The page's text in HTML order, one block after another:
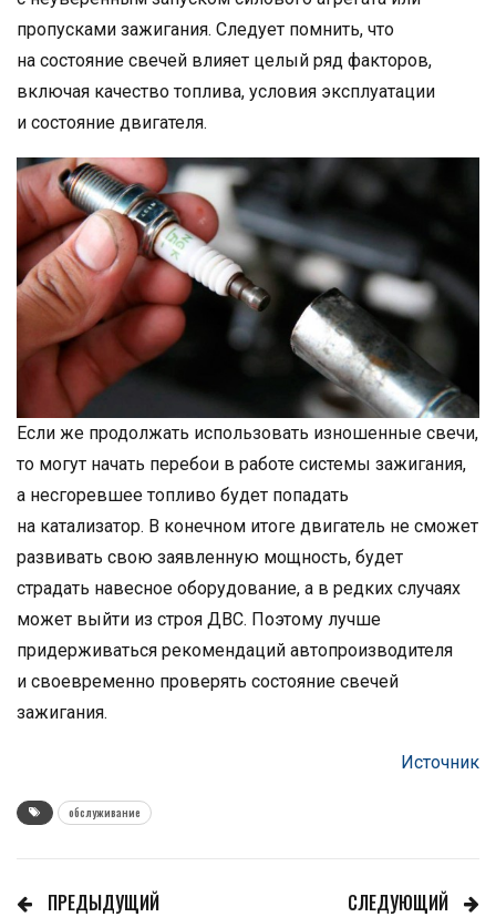
пропусками зажигания. Следует помнить, что
на состояние свечей влияет целый ряд факторов,
включая качество топлива, условия эксплуатации
и состояние двигателя.
Если же продолжать использовать изношенные свечи,
то могут начать перебои в работе системы зажигания,
а несгоревшее топливо будет попадать
на катализатор. В конечном итоге двигатель не сможет
развивать свою заявленную мощность, будет
страдать навесное оборудование, а в редких случаях
может выйти из строя ДВС. Поэтому лучше
придерживаться рекомендаций автопроизводителя
и своевременно проверять состояние свечей
зажигания.
Источник
обслуживание
ПРЕДЫДУЩИЙ
СЛЕДУЮЩИЙ